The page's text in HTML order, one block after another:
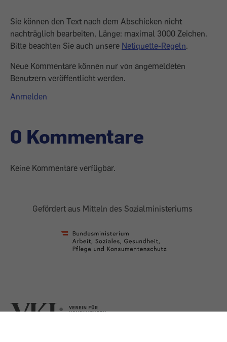
Sie können den Text nach dem Abschicken nicht
nachträglich bearbeiten, Länge: maximal 3000 Zeichen.
Bitte beachten Sie auch unsere Netiquette-Regeln.
Neue Kommentare können nur von angemeldeten
Benutzern veröffentlicht werden.
Anmelden
0 Kommentare
Keine Kommentare verfügbar.
Gefördert aus Mitteln des Sozialministeriums